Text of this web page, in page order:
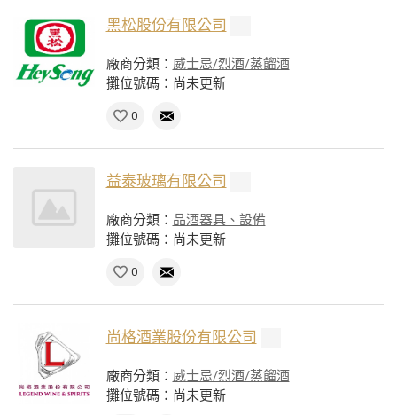
黑松股份有限公司
廠商分類： 威士忌/烈酒/蒸餾酒
攤位號碼：尚未更新
0
益泰玻璃有限公司
廠商分類： 品酒器具、設備
攤位號碼：尚未更新
0
尚格酒業股份有限公司
廠商分類： 威士忌/烈酒/蒸餾酒
攤位號碼：尚未更新